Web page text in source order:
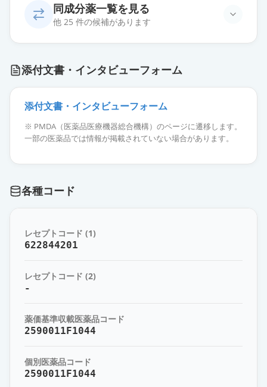
同成分薬一覧を見る
他 25 件の候補があります
2.5mg「日医工」
薬価 17.30 円
2.5mg「JG」
薬価 17.30 円
通常出荷
2.5mg「サワイ」
ソリフェナシンコハク酸塩OD錠
2.5mg「日医工」
薬価 17.30 円
ソリフェナシンコハク酸塩OD錠
2.5mg「ニプロ」
薬価 17.30 円
添付文書・インタビューフォーム
添付文書・インタビューフォーム
※ PMDA（医薬品医療機器総合機構）のページに遷移します。
一部の医薬品では情報が掲載されていない場合があります。
各種コード
レセプトコード (1)
622844201
レセプトコード (2)
-
薬価基準収載医薬品コード
2590011F1044
個別医薬品コード
2590011F1044